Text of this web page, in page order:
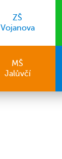
ZŠ
Vojanova
MŠ
Jalůvčí